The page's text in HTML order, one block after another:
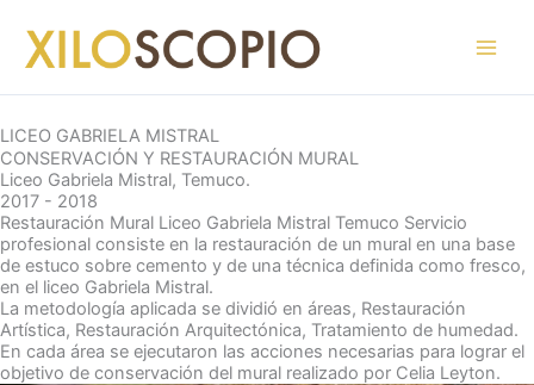
contenido
LICEO GABRIELA MISTRAL
CONSERVACIÓN Y RESTAURACIÓN MURAL
Liceo Gabriela Mistral, Temuco.
2017 - 2018
Restauración Mural Liceo Gabriela Mistral Temuco Servicio
profesional consiste en la restauración de un mural en una base
de estuco sobre cemento y de una técnica definida como fresco,
en el liceo Gabriela Mistral.
La metodología aplicada se dividió en áreas, Restauración
Artística, Restauración Arquitectónica, Tratamiento de humedad.
En cada área se ejecutaron las acciones necesarias para lograr el
objetivo de conservación del mural realizado por Celia Leyton.